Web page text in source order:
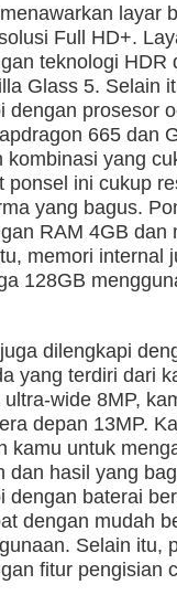
layar
Full HD+.
teknologi HDR
Glass 5. Selain
dengan prosesor
665 dan
kombinasi yang
ponsel ini cukup
yang bagus.
RAM 4GB dan
memori internal
128GB
dilengkapi
yang terdiri dari
wide 8MP,
depan 13MP.
kamu untuk
dan hasil yang
dengan baterai
dengan mudah
Selain itu,
fitur pengisian